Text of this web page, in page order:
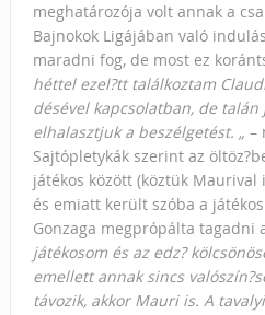
meghatározója volt annak a
Bajnokok Ligájában való
maradni fog, de most ez
héttel ezel?tt találkoztam
désével kapcsolatban, de
elhalasztjuk a beszélgetést. „ –
Sajtópletykák szerint az
játékos között (köztük Maurival
és emiatt került szóba a
Gonzaga megprópálta tagadni
játékosom és az edz?
emellett annak sincs
távozik, akkor Mauri is. A